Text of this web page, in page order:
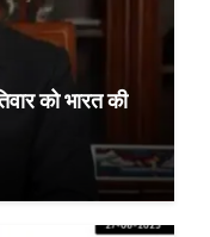
को भारत की